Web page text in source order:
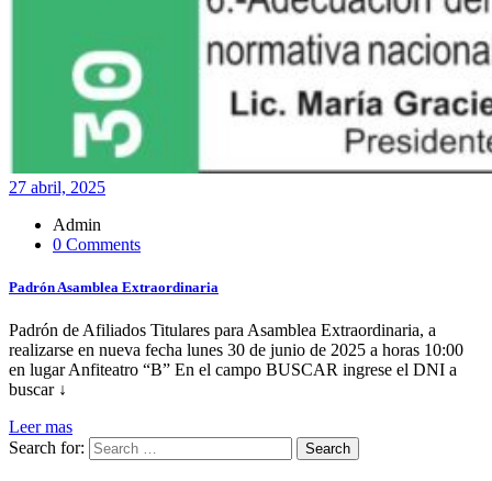
27 abril, 2025
Admin
0 Comments
Padrón Asamblea Extraordinaria
Padrón de Afiliados Titulares para Asamblea Extraordinaria, a
realizarse en nueva fecha lunes 30 de junio de 2025 a horas 10:00
en lugar Anfiteatro “B” En el campo BUSCAR ingrese el DNI a
buscar ↓
Leer mas
Search for:
Search